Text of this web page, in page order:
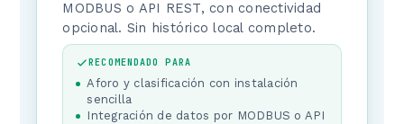
MODBUS o API REST, con conectividad
opcional. Sin histórico local completo.
RECOMENDADO PARA
Aforo y clasificación con instalación
sencilla
Integración de datos por MODBUS o API